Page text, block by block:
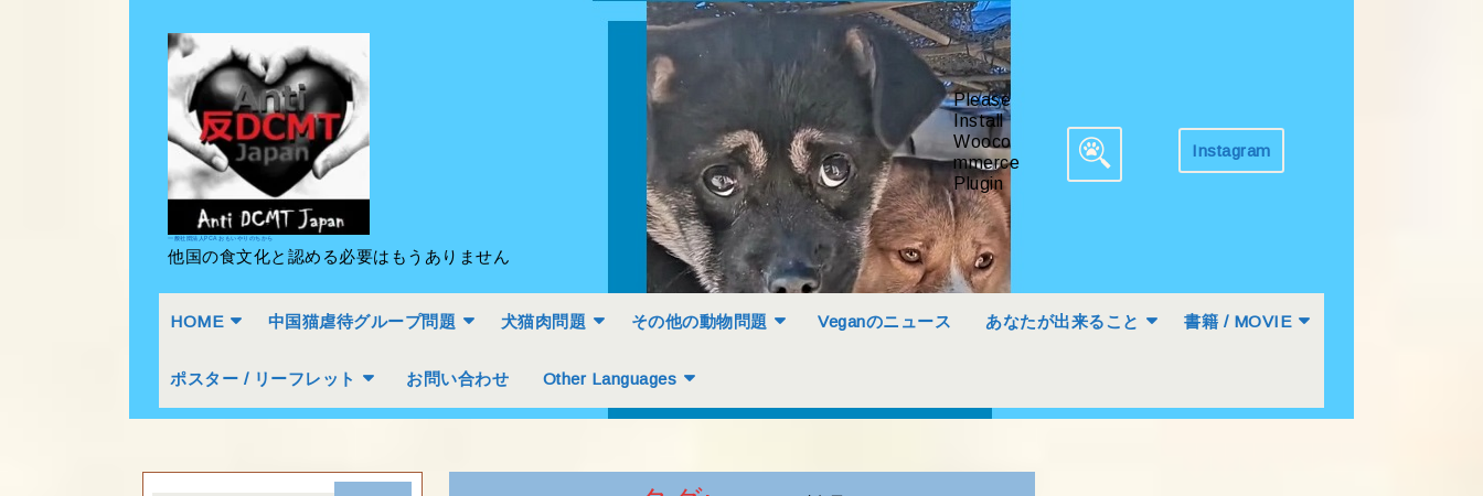
content
content
一般社団法人PCA おもいやりのちから
他国の食文化と認める必要はもうありません
Please
Install
Wooco
mmerce
Plugin
Search
InstagramGet
HOME 中国猫虐待グループ問題 犬猫肉問題 その他の動物問題 Veganのニュース あなたが出来ること 書籍 / MOVIE
ポスター / リーフレット お問い合わせ Other Languages